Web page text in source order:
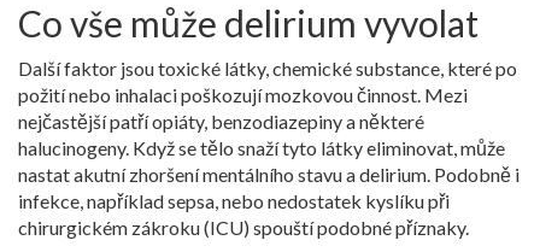
Co vše může delirium vyvolat
Další faktor jsoutoxické látky,chemické substance, které po
požití nebo inhalaci poškozují mozkovou činnost. Mezi
nejčastější patří opiáty, benzodiazepiny a některé
halucinogeny. Když se tělo snaží tyto látky eliminovat, může
nastat akutní zhoršení mentálního stavu a delirium. Podobně i
infekce, například sepsa, nebo nedostatek kyslíku při
chirurgickém zákroku (ICU) spouští podobné příznaky.